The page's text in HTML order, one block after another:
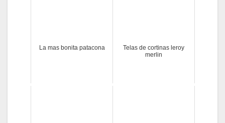
La mas bonita patacona
Telas de cortinas leroy
merlin